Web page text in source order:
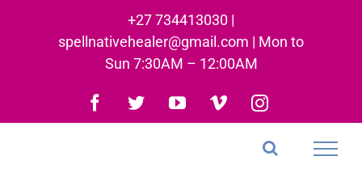
+27 734413030 |
spellnativehealer@gmail.com | Mon to
Sun 7:30AM – 12:00AM
Facebook
TwitterYouTubeVimeoInstagram